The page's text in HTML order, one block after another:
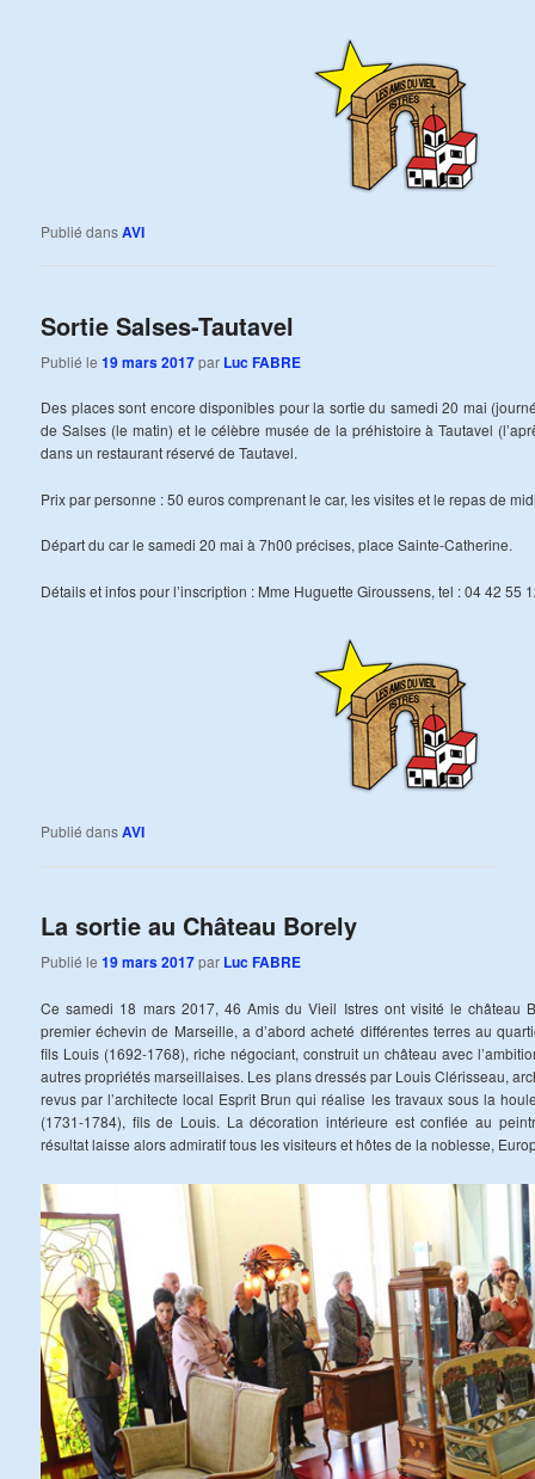
Publié dansAVI
Sortie Salses-Tautavel
Publié le19 mars 2017par Luc FABRE
Des places sont encore disponibles pour la sortie du samedi 20 mai
de Salses (le matin) et le célèbre musée de la préhistoire à Tautavel
dans un restaurant réservé de Tautavel.
Prix par personne : 50 euros comprenant le car, les visites et le repas de
Départ du car le samedi 20 mai à 7h00 précises, place Sainte-Catherine.
Détails et infos pour l’inscription : Mme Huguette Giroussens, tel : 04 42 55
Publié dansAVI
La sortie au Château Borely
Publié le19 mars 2017par Luc FABRE
Ce samedi 18 mars 2017, 46 Amis du Vieil Istres ont visité le château
premier échevin de Marseille, a d’abord acheté différentes terres au
fils Louis (1692-1768), riche négociant, construit un château avec
autres propriétés marseillaises. Les plans dressés par Louis Clérisseau,
revus par l’architecte local Esprit Brun qui réalise les travaux sous la
(1731-1784), fils de Louis. La décoration intérieure est confiée au
résultat laisse alors admiratif tous les visiteurs et hôtes de la noblesse,